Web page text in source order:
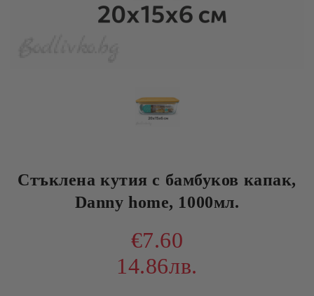
Стъклена кутия с бамбуков капак,
Danny home, 1000мл.
€7.60
14.86лв.